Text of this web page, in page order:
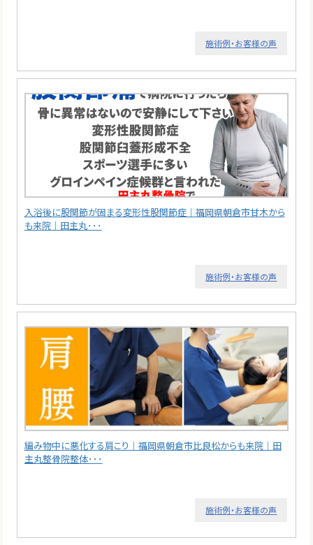
施術例・お客様の声
入浴後に股関節が固まる変形性股関節症｜福岡県朝倉市甘木から
も来院｜田主丸･･･
施術例・お客様の声
編み物中に悪化する肩こり｜福岡県朝倉市比良松からも来院｜田
主丸整骨院整体･･･
施術例・お客様の声